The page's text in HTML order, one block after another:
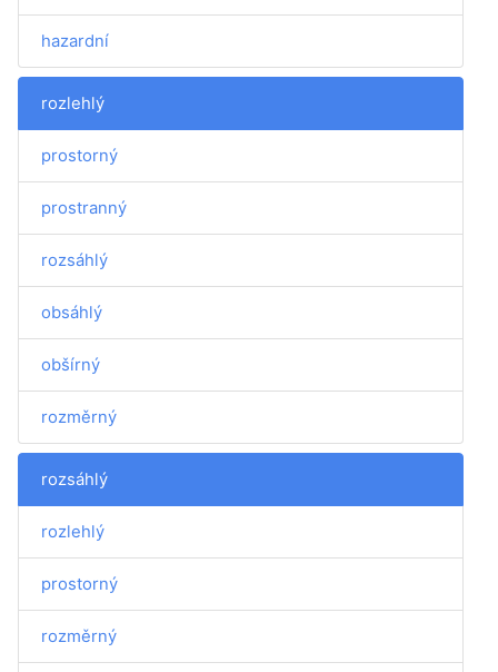
hazardní
rozlehlý
prostorný
prostranný
rozsáhlý
obsáhlý
obšírný
rozměrný
rozsáhlý
rozlehlý
prostorný
rozměrný